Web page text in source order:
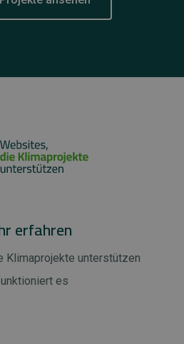
erfahren
Klimaprojekte unterstützen
es